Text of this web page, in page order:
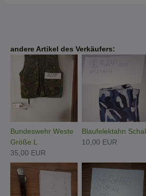
andere Artikel des Verkäufers:
Bundeswehr Weste
Größe L
35,00 EUR
Blaufelektahn Schal
10,00 EUR